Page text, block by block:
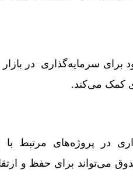
سرمایه‌­گذاری در
کمک می­‌کند.
در پروژه‌های مرتبط
می‌تواند برای حفظ و